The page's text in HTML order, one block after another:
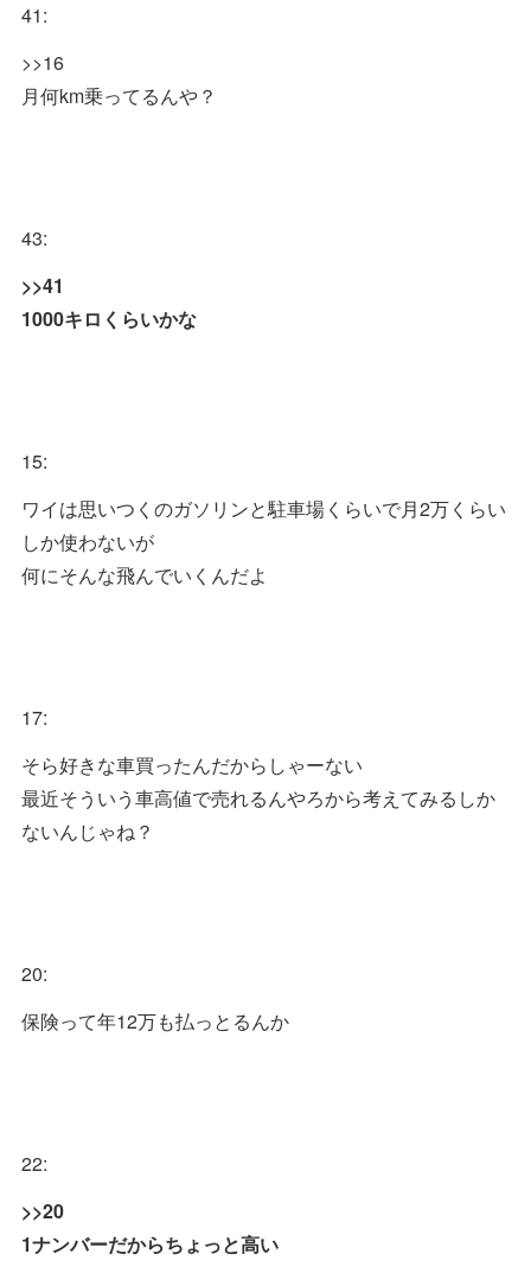
41:
>>16
月何km乗ってるんや？
43:
>>41
1000キロくらいかな
15:
ワイは思いつくのガソリンと駐車場くらいで月2万くらい
しか使わないが
何にそんな飛んでいくんだよ
17:
そら好きな車買ったんだからしゃーない
最近そういう車高値で売れるんやろから考えてみるしか
ないんじゃね？
20:
保険って年12万も払っとるんか
22:
>>20
1ナンバーだからちょっと高い